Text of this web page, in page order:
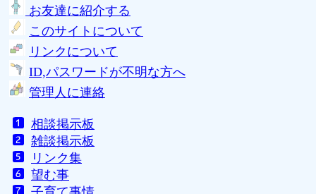
お友達に紹介する
このサイトについて
リンクについて
ID,パスワードが不明な方へ
管理人に連絡
相談掲示板
雑談掲示板
リンク集
望む事